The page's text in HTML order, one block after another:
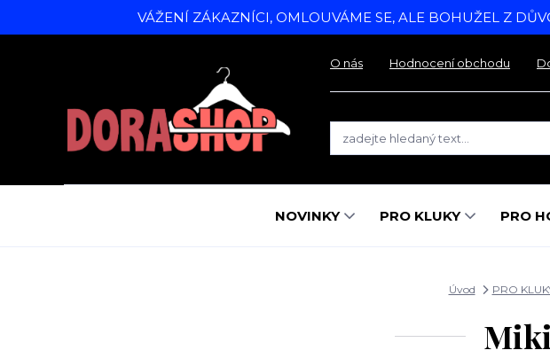
VÁŽENÍ ZÁKAZNÍCI, OMLOUVÁME SE, ALE BOHUŽEL Z
O nás Hodnocení obchodu
NOVINKY PRO KLUKY PRO
Úvod PRO